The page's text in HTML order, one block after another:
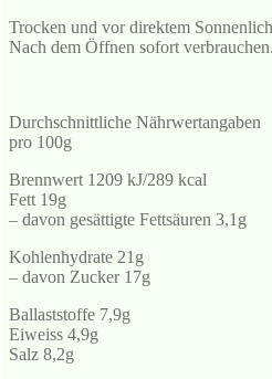
Trocken und vor direktem
Nach dem Öffnen sofort verbrauchen.
Durchschnittliche Nährwertangaben
pro 100g
Brennwert 1209 kJ/289 kcal
Fett 19g
– davon gesättigte Fettsäuren 3,1g
Kohlenhydrate 21g
– davon Zucker 17g
Ballaststoffe 7,9g
Eiweiss 4,9g
Salz 8,2g